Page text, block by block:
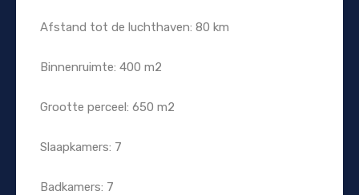
Afstand tot de luchthaven: 80 km
Binnenruimte: 400 m2
Grootte perceel: 650 m2
Slaapkamers: 7
Badkamers: 7